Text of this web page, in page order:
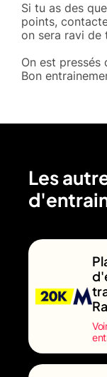
Si tu as des
points,
on sera ravi de
On est pressés
Bon
Les